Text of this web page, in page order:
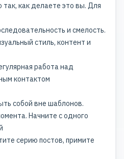
как делаете это вы. Для
и смелость.
стиль, контент и
работа над
контактом
собой вне шаблонов.
Начните с одного
серию постов, примите